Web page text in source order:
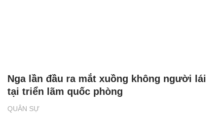
QUÂN SỰ
Nga lần đầu ra mắt xuồng không người lái
tại triển lãm quốc phòng